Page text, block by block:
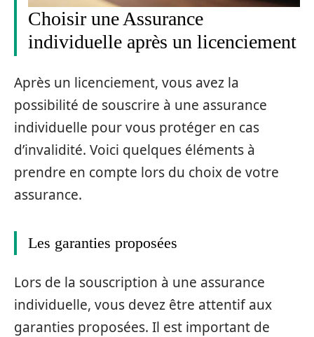
Choisir une Assurance
individuelle après un licenciement
Après un licenciement, vous avez la
possibilité de souscrire à une assurance
individuelle pour vous protéger en cas
d’invalidité. Voici quelques éléments à
prendre en compte lors du choix de votre
assurance.
Les garanties proposées
Lors de la souscription à une assurance
individuelle, vous devez être attentif aux
garanties proposées. Il est important de